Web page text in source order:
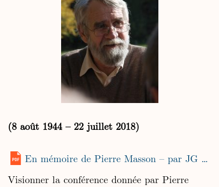
(8 août 1944 – 22 juillet 2018)
En mémoire de Pierre Masson – par JG Barth
Visionner la conférence donnée par Pierre